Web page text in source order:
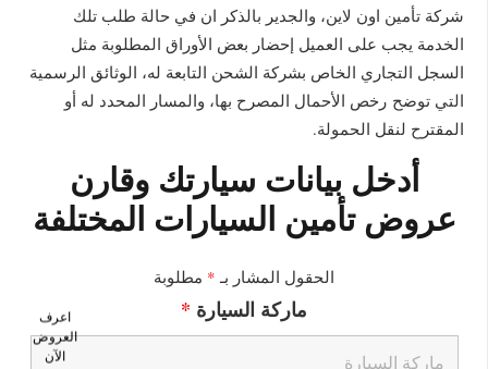
شركة تأمين اون لاين، والجدير بالذكر ان في حالة طلب تلك
الخدمة يجب على العميل إحضار بعض الأوراق المطلوبة مثل
السجل التجاري الخاص بشركة الشحن التابعة له، الوثائق الرسمية
التي توضح رخص الأحمال المصرح بها، والمسار المحدد له أو
المقترح لنقل الحمولة.
أدخل بيانات سيارتك وقارن
عروض تأمين السيارات المختلفة
الحقول المشار بـ * مطلوبة
ماركة السيارة *
اعرف
العروض
الآن